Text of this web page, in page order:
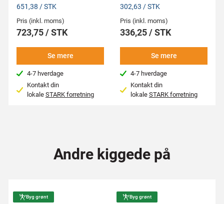
651,38 / STK
Pris (inkl. moms)
723,75 / STK
Se mere
4-7 hverdage
Kontakt din
lokale STARK forretning
302,63 / STK
Pris (inkl. moms)
336,25 / STK
Se mere
4-7 hverdage
Kontakt din
lokale STARK forretning
Andre kiggede på
Byg grønt Byg grønt